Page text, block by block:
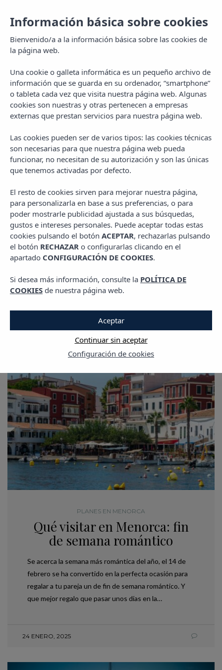
MENU
AUTHOR
The Ibiza Blog
PLANES EN MENORCA
Qué visitar en Menorca: fin
de semana romántico
Se acerca la semana más romántica del año, el 14 de
febrero se ha convertido en la perfecta ocasión para
regalar a tu pareja un de fin de semana romántico. Y
que mejor regalo que pasar unos días en la…
24 ENERO, 2025
Información básica sobre cookies
Bienvenido/a a la información básica sobre las cookies de
la página web.
Una cookie o galleta informática es un pequeño archivo de
información que se guarda en su ordenador, “smartphone”
o tableta cada vez que visita nuestra página web. Algunas
cookies son nuestras y otras pertenecen a empresas
externas que prestan servicios para nuestra página web.
Las cookies pueden ser de varios tipos: las cookies técnicas
son necesarias para que nuestra página web pueda
funcionar, no necesitan de su autorización y son las únicas
que tenemos activadas por defecto.
El resto de cookies sirven para mejorar nuestra página,
para personalizarla en base a sus preferencias, o para
poder mostrarle publicidad ajustada a sus búsquedas,
gustos e intereses personales. Puede aceptar todas estas
cookies pulsando el botón ACEPTAR, rechazarlas pulsando
el botón RECHAZAR o configurarlas clicando en el
apartado CONFIGURACIÓN DE COOKIES.
Si desea más información, consulte la POLÍTICA DE
COOKIES de nuestra página web.
Configuración de cookies
Continuar sin aceptar
Aceptar